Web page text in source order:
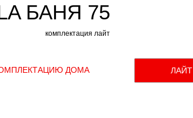
ЛАЙТ
ДОМА
БАНЯ 75
комплектация лайт